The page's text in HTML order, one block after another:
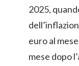
2025,
euro al
mese dopo